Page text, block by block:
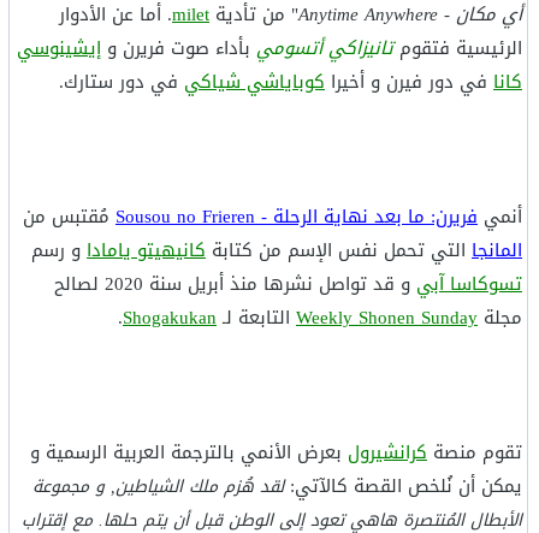
أي مكان - Anytime Anywhere " من تأدية milet. أما عن الأدوار
الرئيسية فتقومتانيزاكي أتسومي بأداء صوت فريرن و إيشينوسي
كانا في دور فيرن و أخيرا كوباياشي شياكي في دور ستارك.
أنمي فريرن: ما بعد نهاية الرحلة - Sousou no Frieren
مُقتبس من
المانجا التي تحمل نفس الإسم من كتابة كانيهيتو ياماداو رسم
تسوكاسا آبي
و قد تواصل نشرها منذ أبريل سنة 2020 لصالح
مجلة Weekly Shonen Sunday التابعة لـShogakukan
.
تقوم منصة كرانشيرول بعرض الأنمي بالترجمة العربية الرسمية و
يمكن أن نُلخص القصة كالآتي:لقد هُزم ملك الشياطين, و مجموعة
الأبطال المُنتصرة هاهي تعود إلى الوطن قبل أن يتم حلها. مع إقتراب